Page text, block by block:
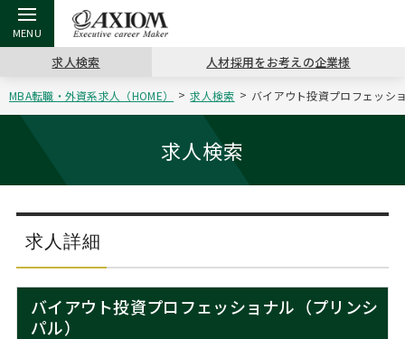
戻る
アクシアムの特長
戻る
コンサ
サービス案内
戻る
キャリ
コンサルタントの紹介
戻る
キャリア支援 TOP
キャリアデザイン講座
（最新求人市場動向）
戻る
MBAの
ステージ別アドバイス
MBAの転職事例
戻る
日本か
戻る
転職ツール TOP
英文レジュメの書き方
戻る
パワー
職務経歴書の書き方
よくある面接Q&A集
戻る
転職コラム TOP
“展”職相談室
転職市場の明日をよめ
転職成功への4つの鍵
戻る
イベント・セミナー TOP
ジョブフェア
キャリアデザインセミナー
キャリアフォーラム
戻る
会社概要 TOP
沿革
主なクライアント
採用情報
求人検索 人材採用をお考えの企業様
MBA転職・外資系求人（HOME） 求人検索 バイアウト投資プロフェッシ
求人検索
求人詳細
バイアウト投資プロフェッショナル（プリンシ
パル）